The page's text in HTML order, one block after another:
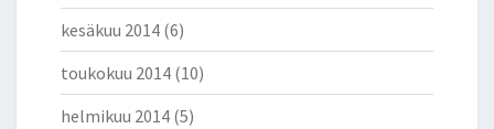
kesäkuu 2014 (6)
toukokuu 2014 (10)
helmikuu 2014 (5)